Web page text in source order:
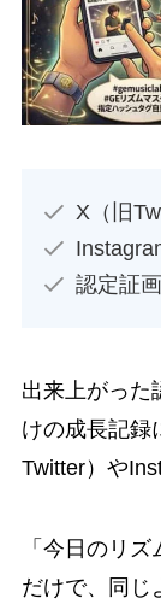
X（旧
認定証
出来上がった
けの成長記録
Twitter）や
「今日のリ
だけで、同じ